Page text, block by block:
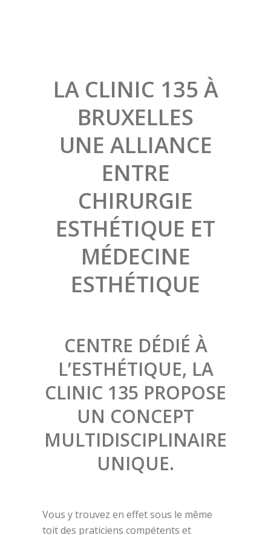
LA CLINIC 135 À
BRUXELLES
UNE ALLIANCE
ENTRE
CHIRURGIE
ESTHÉTIQUE ET
MÉDECINE
ESTHÉTIQUE
CENTRE DÉDIÉ À
L’ESTHÉTIQUE, LA
CLINIC 135 PROPOSE
UN CONCEPT
MULTIDISCIPLINAIRE
UNIQUE.
Vous y trouvez en effet sous le même
toit des praticiens compétents et